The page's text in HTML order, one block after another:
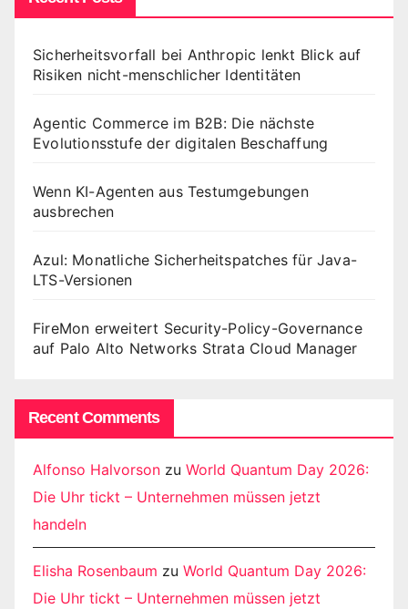
Sicherheitsvorfall bei Anthropic lenkt Blick auf
Risiken nicht-menschlicher Identitäten
Agentic Commerce im B2B: Die nächste
Evolutionsstufe der digitalen Beschaffung
Wenn KI-Agenten aus Testumgebungen
ausbrechen
Azul: Monatliche Sicherheitspatches für Java-
LTS-Versionen
FireMon erweitert Security-Policy-Governance
auf Palo Alto Networks Strata Cloud Manager
Recent Comments
Alfonso Halvorson zu World Quantum Day 2026:
Die Uhr tickt – Unternehmen müssen jetzt
handeln
Elisha Rosenbaum zu World Quantum Day 2026:
Die Uhr tickt – Unternehmen müssen jetzt